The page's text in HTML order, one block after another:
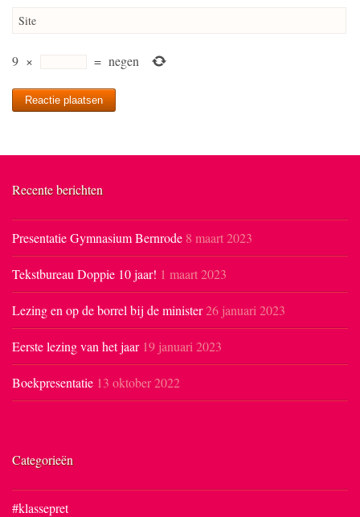
Site
9 × = negen
Recente berichten
Presentatie Gymnasium Bernrode 8 maart 2023
Tekstbureau Doppie 10 jaar! 1 maart 2023
Lezing en op de borrel bij de minister26 januari 2023
Eerste lezing van het jaar 19 januari 2023
Boekpresentatie 13 oktober 2022
Categorieën
#klassepret